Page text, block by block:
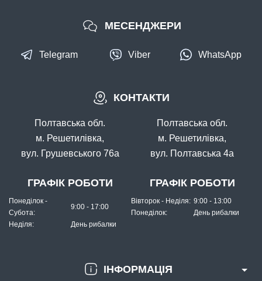
ІНФОРМАЦІЯ
КОНТАКТИ
Полтавська обл.
м. Решетилівка,
вул. Грушевського 76а
ГРАФІК РОБОТИ
Понеділок -
Субота:
9:00 - 17:00
Неділя: День рибалки
Полтавська обл.
м. Решетилівка,
вул. Полтавська 4а
ГРАФІК РОБОТИ
Вівторок - Неділя: 9:00 - 13:00
Понеділок:
День рибалки
МЕСЕНДЖЕРИ
Telegram Viber WhatsApp